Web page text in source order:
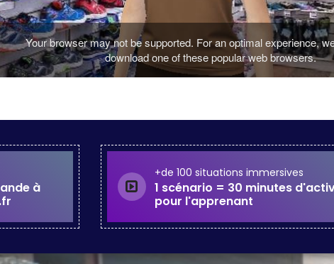
à
+de 100 situations immersives
1 scénario = 30 minutes
pour l'apprenant